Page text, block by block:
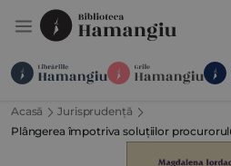
Module Publicații
Suport Contact Newsletter
Acasă
Jurisprudență
Plângerea împotriva soluțiilor